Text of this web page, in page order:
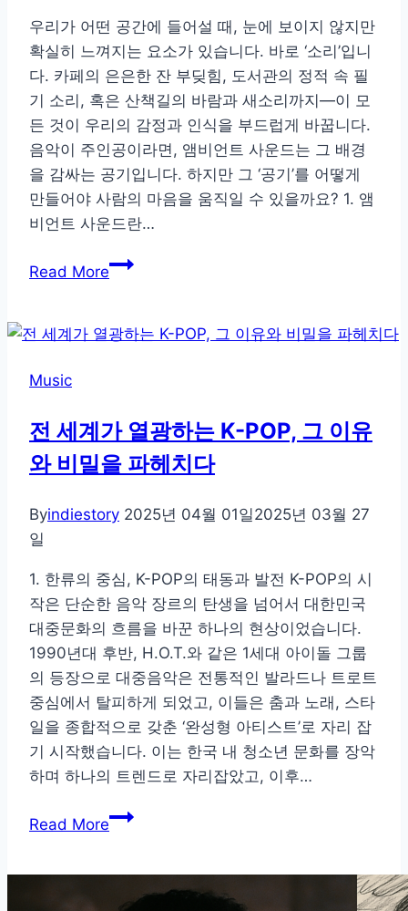
고
비
하
인
드
스
토
리
우리가 어떤 공간에 들어설 때, 눈에 보이지 않지만
확실히 느껴지는 요소가 있습니다. 바로 ‘소리’입니
다. 카페의 은은한 잔 부딪힘, 도서관의 정적 속 필
기 소리, 혹은 산책길의 바람과 새소리까지—이 모
든 것이 우리의 감정과 인식을 부드럽게 바꿉니다.
음악이 주인공이라면, 앰비언트 사운드는 그 배경
을 감싸는 공기입니다. 하지만 그 ‘공기’를 어떻게
만들어야 사람의 마음을 움직일 수 있을까요? 1. 앰
비언트 사운드란…
Read More귀
끼
미
학,
비
사
운
드
연
출
법
Music
전 세계가 열광하는 K-POP, 그 이유
와 비밀을 파헤치다
Byindiestory 2025년 04월 01일2025년 03월 27
일
1. 한류의 중심, K-POP의 태동과 발전 K-POP의 시
작은 단순한 음악 장르의 탄생을 넘어서 대한민국
대중문화의 흐름을 바꾼 하나의 현상이었습니다.
1990년대 후반, H.O.T.와 같은 1세대 아이돌 그룹
의 등장으로 대중음악은 전통적인 발라드나 트로트
중심에서 탈피하게 되었고, 이들은 춤과 노래, 스타
일을 종합적으로 갖춘 ‘완성형 아티스트’로 자리 잡
기 시작했습니다. 이는 한국 내 청소년 문화를 장악
하며 하나의 트렌드로 자리잡았고, 이후…
Read More전